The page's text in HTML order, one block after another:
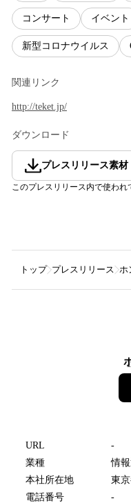
コンサート イベント
新型コロナウイルス
関連リンク
http://teket.jp/
ダウンロード
プレスリリース素材
このプレスリリース内で使わ
トップ プレスリリース ホ
1
URL
-
業種
情
本社所在地
東
電話番号
-